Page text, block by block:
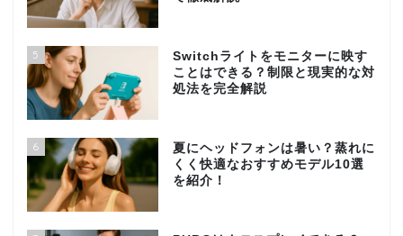
5
Switchライトをモニターに映す
ことはできる？制限と現実的な対
処法を完全解説
6
夏にヘッドフォンは暑い？蒸れに
くく快適なおすすめモデル10選
を紹介！